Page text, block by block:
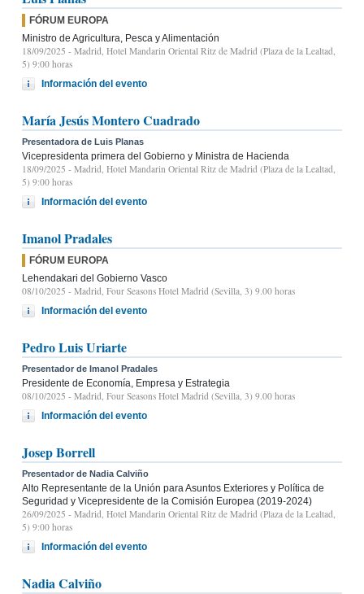
FÓRUM EUROPA
Ministro de Agricultura, Pesca y Alimentación
18/09/2025 - Madrid, Hotel Mandarin Oriental Ritz de Madrid (Plaza de la Lealtad,
5) 9:00 horas
Información del evento
María Jesús Montero Cuadrado
Presentadora de Luis Planas
Vicepresidenta primera del Gobierno y Ministra de Hacienda
18/09/2025 - Madrid, Hotel Mandarin Oriental Ritz de Madrid (Plaza de la Lealtad,
5) 9:00 horas
Información del evento
Imanol Pradales
FÓRUM EUROPA
Lehendakari del Gobierno Vasco
08/10/2025 - Madrid, Four Seasons Hotel Madrid (Sevilla, 3) 9.00 horas
Información del evento
Pedro Luis Uriarte
Presentador de Imanol Pradales
Presidente de Economía, Empresa y Estrategia
08/10/2025 - Madrid, Four Seasons Hotel Madrid (Sevilla, 3) 9.00 horas
Información del evento
Josep Borrell
Presentador de Nadia Calviño
Alto Representante de la Unión para Asuntos Exteriores y Política de
Seguridad y Vicepresidente de la Comisión Europea (2019-2024)
26/09/2025 - Madrid, Hotel Mandarin Oriental Ritz de Madrid (Plaza de la Lealtad,
5) 9:00 horas
Información del evento
Nadia Calviño